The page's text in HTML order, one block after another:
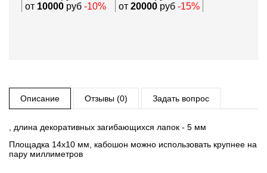
от 10000 руб -10% от 20000 руб -15%
Описание Отзывы (0) Задать вопрос
, длина декоративных загибающихся лапок - 5 мм
Площадка 14х10 мм, кабошон можно использовать крупнее на
пару миллиметров